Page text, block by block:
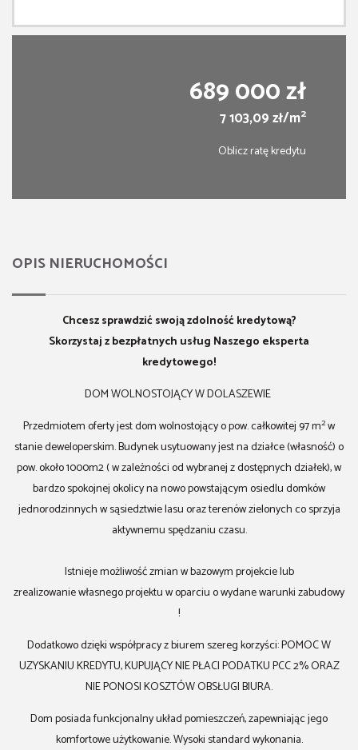
689 000 zł
7 103,09 zł/m2
Oblicz ratę kredytu
OPIS NIERUCHOMOŚCI
Chcesz sprawdzić swoją zdolność kredytową?
Skorzystaj z bezpłatnych usług Naszego eksperta
kredytowego!
DOM WOLNOSTOJĄCY W DOLASZEWIE
Przedmiotem oferty jest dom wolnostojący o pow. całkowitej 97 m2w
stanie deweloperskim. Budynek usytuowany jest na działce (własność) o
pow. około 1000m2 ( w zależności od wybranej z dostępnych działek), w
bardzo spokojnej okolicy na nowo powstającym osiedlu domków
jednorodzinnych w sąsiedztwie lasu oraz terenów zielonych co sprzyja
aktywnemu spędzaniu czasu.
Istnieje możliwość zmian w bazowym projekcie lub
zrealizowanie własnego projektu w oparciu o wydane warunki zabudowy
!
Dodatkowo dzięki współpracy z biurem szereg korzyści: POMOC W
UZYSKANIU KREDYTU, KUPUJĄCY NIE PŁACI PODATKU PCC 2% ORAZ
NIE PONOSI KOSZTÓW OBSŁUGI BIURA.
Dom posiada funkcjonalny układ pomieszczeń, zapewniając jego
komfortowe użytkowanie. Wysoki standard wykonania.